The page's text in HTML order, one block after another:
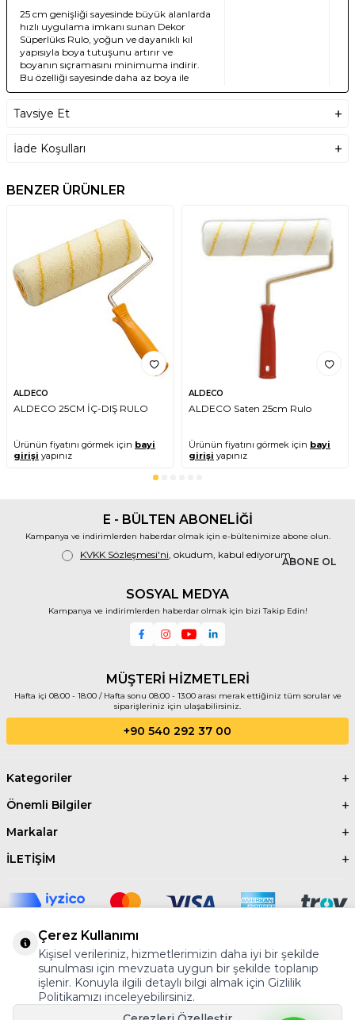
25 cm genişliği sayesinde büyük alanlarda
hızlı uygulama imkanı sunan Dekor
Süperlüks Rulo, yoğun ve dayanıklı kıl
yapısıyla boya tutuşunu artırır ve
boyanın sıçramasını minimuma indirir.
Bu özelliği sayesinde daha az boya ile
daha geniş alanların kaplanmasına
dış cephe boyalarıyla uyumlu olan rulo,
performans sunar. Standart saplara
kullanılabilirliğini artırır.
, depolar, fabrikalar, iş yerleri ve
konut dış cepheleri gibi büyük projelerde
yüksek verimlilik ve profesyonel sonuçlar
elde etmek isteyenler için ideal bir tercihtir.
Dayanıklı yapısı ve boya sıçratmayan
özelliği sayesinde temiz ve düzgün bir
çalışma ortamı sağlar.
Temel Özellikler ve Teknik Bilgiler:
25 cm (Rulo genişliği)
Dış cephe boya rulosu,
Kıl Yapısı:
Yoğun ve dayanıklı kıl yapısı
Özellikler:
Boya sıçratmaz, temiz uygulama
sağlar.
Geniş yüzeylerde hızlı ve etkili
boyama.
kullanılabilir.
gibi dış cephe yüzeyleri; depo, fabrika,
iş yeri ve konut dış cepheleri.
Dekor Süperlüks Dış Cephe 25 cm
sağlayan, profesyonel kalitede bir araçtır.
Tavsiye Et
İade Koşulları
BENZER ÜRÜNLER
ALDECO
ALDECO 25CM İÇ-DIŞ RULO
Ürünün fiyatını görmek için bayi
girişi yapınız
ALDECO
ALDECO Saten 25cm Rulo
Ürünün fiyatını görmek için bayi
girişi yapınız
E - BÜLTEN ABONELİĞİ
Kampanya ve indirimlerden haberdar olmak için e-bültenimize abone olun.
ABONE OL
KVKK Sözleşmesi'ni , okudum, kabul ediyorum.
SOSYAL MEDYA
Kampanya ve indirimlerden haberdar olmak için bizi Takip Edin!
MÜŞTERİ HİZMETLERİ
Hafta içi 08:00 - 18:00 / Hafta sonu 08:00 - 13:00 arası merak ettiğiniz tüm sorular ve
siparişleriniz için ulaşabilirsiniz.
+90 540 292 37 00
Kategoriler
Önemli Bilgiler
Markalar
İLETİŞİM
©2024 Tüm Hakkı Saklıdır.AYBER
Çerez Kullanımı
Kişisel verileriniz, hizmetlerimizin daha iyi bir şekilde
sunulması için mevzuata uygun bir şekilde toplanıp
işlenir. Konuyla ilgili detaylı bilgi almak için Gizlilik
Politikamızı inceleyebilirsiniz.